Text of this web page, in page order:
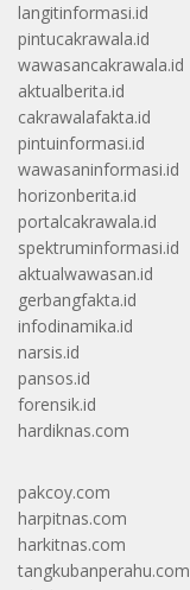
langitinformasi.id
pintucakrawala.id
wawasancakrawala.id
aktualberita.id
cakrawalafakta.id
pintuinformasi.id
wawasaninformasi.id
horizonberita.id
portalcakrawala.id
spektruminformasi.id
aktualwawasan.id
gerbangfakta.id
infodinamika.id
narsis.id
pansos.id
forensik.id
hardiknas.com
pakcoy.com
harpitnas.com
harkitnas.com
tangkubanperahu.com